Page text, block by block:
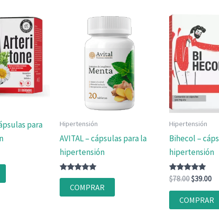
para
Hipertensión
AVITAL – cápsulas para la
hipertensión
Valorado
con
4.83
de 5
COMPRAR
Hipertensión
Bihecol –
hipertensión
Valorado
con
4.83
de 5
$78.00El
original
era:
$39.00El
es:
COMPRAR